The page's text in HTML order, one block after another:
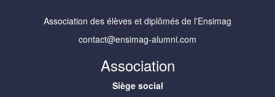
Association des élèves et diplômés de l'Ensimag
contact@ensimag-alumni.com
Association
Siège social